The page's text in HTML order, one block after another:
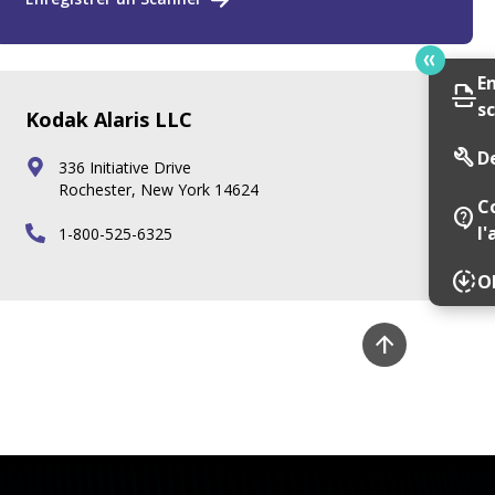
Kodak Alaris LLC
336 Initiative Drive
Rochester, New York 14624
1-800-525-6325
scan
build
contact_support
downloading